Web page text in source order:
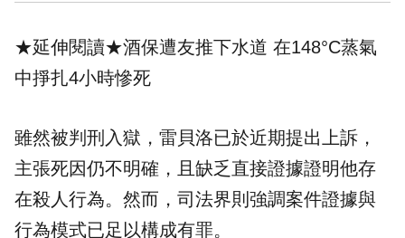
★延伸閱讀★酒保遭友推下水道 在148°C蒸氣
中掙扎4小時慘死
雖然被判刑入獄，雷貝洛已於近期提出上訴，
主張死因仍不明確，且缺乏直接證據證明他存
在殺人行為。然而，司法界則強調案件證據與
行為模式已足以構成有罪。